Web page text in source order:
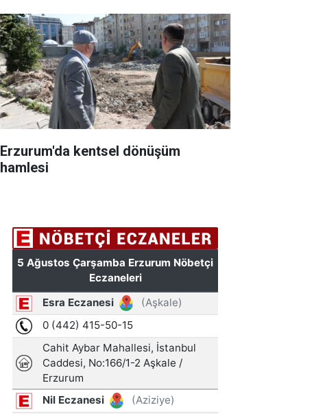
Erzurum'da kentsel dönüşüm
hamlesi